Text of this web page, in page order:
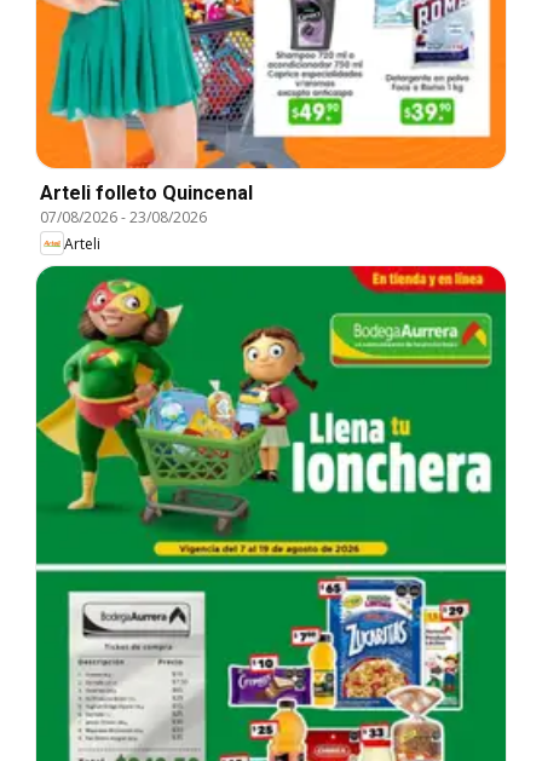
Arteli folleto Quincenal
07/08/2026-23/08/2026
Arteli